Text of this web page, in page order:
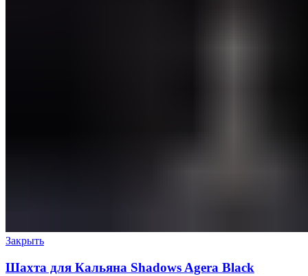
Закрыть
Шахта для Кальяна Shadows Agera Black